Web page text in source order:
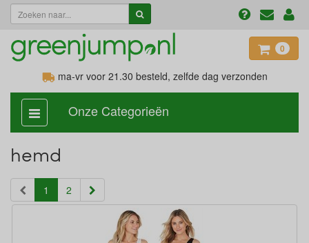
0
ma-vr voor 21.30 besteld, zelfde dag verzonden
categorie
aan,
Onze Categorieën
hemd
1 (current)
2